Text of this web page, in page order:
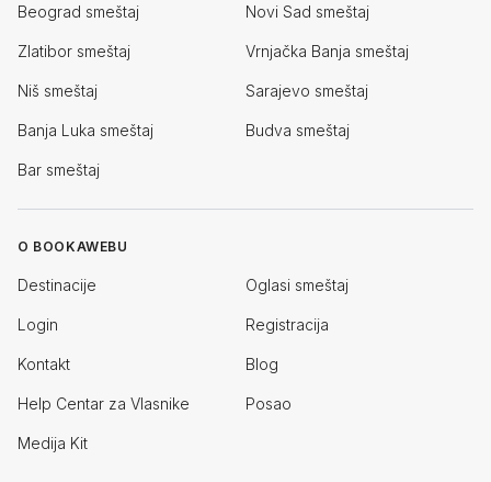
Beograd smeštaj Novi Sad smeštaj
Zlatibor smeštaj Vrnjačka Banja smeštaj
Niš smeštaj Sarajevo smeštaj
Banja Luka smeštaj Budva smeštaj
Bar smeštaj
O BOOKAWEBU
Destinacije Oglasi smeštaj
Login Registracija
Kontakt Blog
Help Centar za Vlasnike Posao
Medija Kit